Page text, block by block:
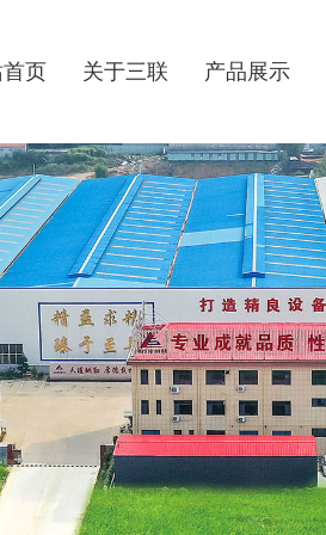
页 关于三联 产品展示